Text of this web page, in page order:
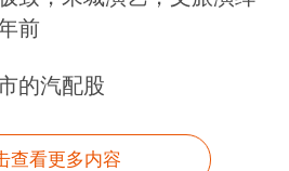
这类主体长期以来基
的范围。为了稳定币规
前
的汽配股
查看更多内容